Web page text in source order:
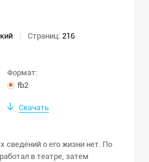
Страниц: 216
Формат:
fb2
Скачать
о его жизни нет. По
в театре, затем